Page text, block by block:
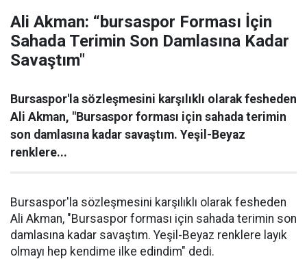
Ali Akman: “bursaspor Forması İçin
Sahada Terimin Son Damlasına Kadar
Savaştım"
Bursaspor'la sözleşmesini karşılıklı olarak fesheden
Ali Akman, "Bursaspor forması için sahada terimin
son damlasına kadar savaştım. Yeşil-Beyaz
renklere...
Bursaspor'la sözleşmesini karşılıklı olarak fesheden
Ali Akman, "Bursaspor forması için sahada terimin son
damlasına kadar savaştım. Yeşil-Beyaz renklere layık
olmayı hep kendime ilke edindim" dedi.